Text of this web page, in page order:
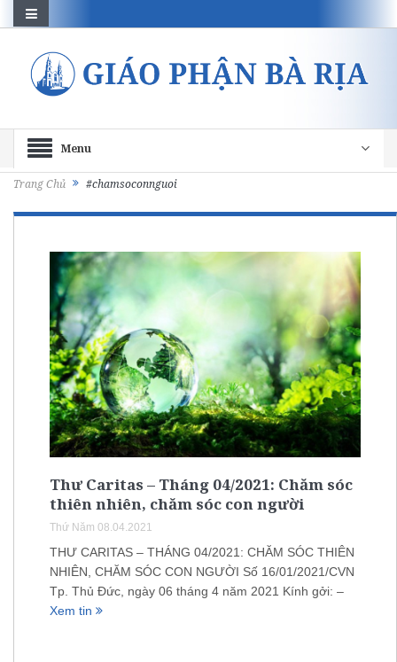
Menu
Trang Chủ #chamsoconnguoi
Thư Caritas – Tháng 04/2021: Chăm sóc
thiên nhiên, chăm sóc con người
Thứ Năm 08.04.2021
THƯ CARITAS – THÁNG 04/2021: CHĂM SÓC THIÊN
NHIÊN, CHĂM SÓC CON NGƯỜI Số 16/01/2021/CVN
Tp. Thủ Đức, ngày 06 tháng 4 năm 2021 Kính gởi: –
Xem tin